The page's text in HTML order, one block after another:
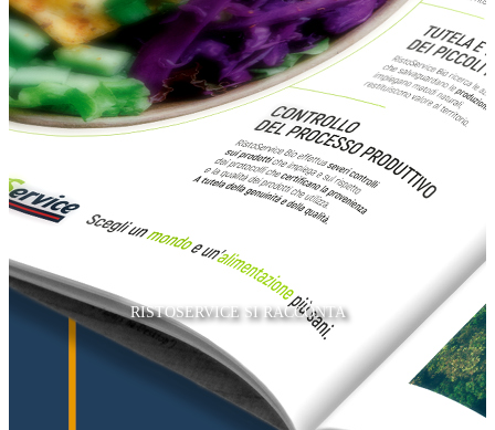
RISTOSERVICE SI RACCONTA